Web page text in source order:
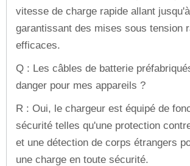
vitesse de charge rapide allant
garantissant des mises sous tension
efficaces.
Q : Les câbles de batterie
danger pour mes appareils ?
R : Oui, le chargeur est équipé de
sécurité telles qu'une protection
et une détection de corps étrangers
une charge en toute sécurité.